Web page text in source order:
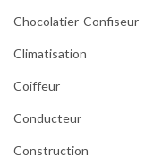
Chocolatier-Confiseur
Climatisation
Coiffeur
Conducteur
Construction